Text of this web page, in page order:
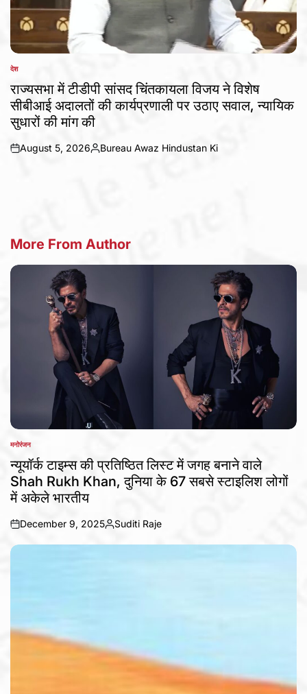
POSTED
देश
राज्यसभा में टीडीपी सांसद चिंतकायला विजय ने विशेष
सीबीआई अदालतों की कार्यप्रणाली पर उठाए सवाल, न्यायिक
सुधारों की मांग की
on
August 5, 2026
Posted
Bureau Awaz Hindustan Ki
More From Author
POSTED
मनोरंजन
न्यूयॉर्क टाइम्स की प्रतिष्ठित लिस्ट में जगह बनाने वाले
Shah Rukh Khan, दुनिया के 67 सबसे स्टाइलिश लोगों
में अकेले भारतीय
on
December 9, 2025
Posted
by
Suditi Raje